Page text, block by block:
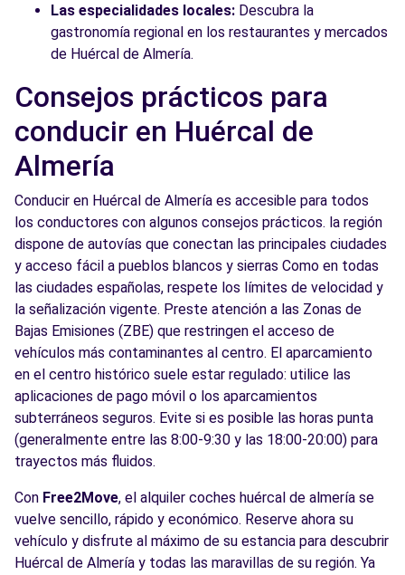
Las especialidades locales: Descubra la
gastronomía regional en los restaurantes y mercados
de Huércal de Almería.
Consejos prácticos para
conducir en Huércal de
Almería
Conducir en Huércal de Almería es accesible para todos
los conductores con algunos consejos prácticos. la región
dispone de autovías que conectan las principales ciudades
y acceso fácil a pueblos blancos y sierras Como en todas
las ciudades españolas, respete los límites de velocidad y
la señalización vigente. Preste atención a las Zonas de
Bajas Emisiones (ZBE) que restringen el acceso de
vehículos más contaminantes al centro. El aparcamiento
en el centro histórico suele estar regulado: utilice las
aplicaciones de pago móvil o los aparcamientos
subterráneos seguros. Evite si es posible las horas punta
(generalmente entre las 8:00-9:30 y las 18:00-20:00) para
trayectos más fluidos.
Con Free2Move, el alquiler coches huércal de almería se
vuelve sencillo, rápido y económico. Reserve ahora su
vehículo y disfrute al máximo de su estancia para descubrir
Huércal de Almería y todas las maravillas de su región. Ya